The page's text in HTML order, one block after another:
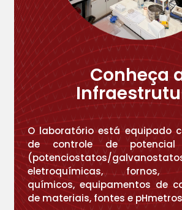
Conheça
O laboratório está equipado
de controle de
(potenciostatos/
eletroquímicas, fornos,
químicos, equipamentos de
de materiais, fontes e